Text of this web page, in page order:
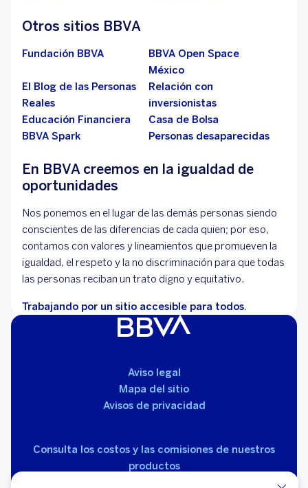
Otros sitios BBVA
Fundación BBVA
BBVA Open Space
México
El Blog de las Personas
Reales
Relación con
inversionistas
Educación Financiera
Casa de Bolsa
BBVA Spark
Personas desaparecidas
En BBVA creemos en la igualdad de
oportunidades
Nos ponemos en el lugar de las demás personas siendo
conscientes de las diferencias de cada quien; por eso,
contamos con valores y lineamientos que promueven la
igualdad, el respeto y la no discriminación para que todas
las personas reciban un trato digno y equitativo.
Trabajando por un sitio accesible para todos.
Aviso legal
Mapa del sitio
Avisos de privacidad
Consulta los costos y las comisiones de nuestros
productos